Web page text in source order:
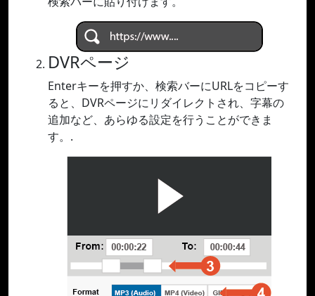
DVRページ
Enterキーを押すか、検索バーにURLをコピーす
ると、DVRページにリダイレクトされ、字幕の
追加など、あらゆる設定を行うことができま
す。.